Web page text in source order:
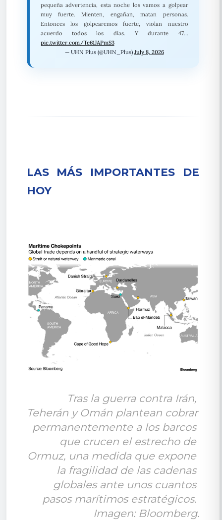
pequeña advertencia, esta noche los vamos a golpear
muy fuerte. Mienten, engañan, matan personas.
Entonces los golpearemos fuerte, violan nuestro
acuerdo todos los días. Y durante 47…
pic.twitter.com/Te61JAPmS3
— UHN Plus (@UHN_Plus) July 8, 2026
LAS MÁS IMPORTANTES DE
HOY
Tras la guerra contra Irán,
Teherán y Omán plantean cobrar
permanentemente a los barcos
que crucen el estrecho de
Ormuz, una medida que expone
la fragilidad de las cadenas
globales ante unos cuantos
pasos marítimos estratégicos.
Imagen: Bloomberg.